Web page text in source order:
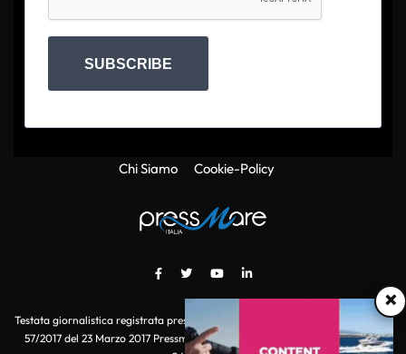
×
SUBSCRIBE
Chi Siamo Cookie-Policy
Testata giornalistica registrata presso il Tribunale di Roma con autorizzazione
57/2017 del 23 Marzo 2017 Pressmare.it è un marchio di S.P.E.N. Srl - P.IVA